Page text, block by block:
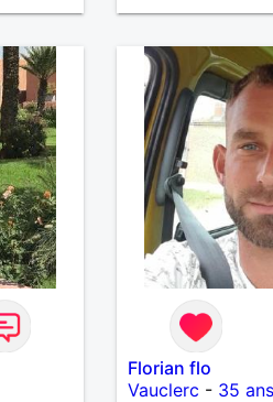
Florian flo
Vauclerc - 35 ans